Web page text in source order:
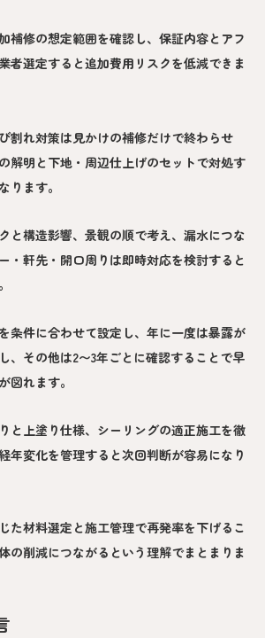
補修の想定範囲を確認し、保証内容とアフ
者選定すると追加費用リスクを低減できま
割れ対策は見かけの補修だけで終わらせ
解明と下地・周辺仕上げのセットで対処す
ります。
と構造影響、景観の順で考え、漏水につな
・軒先・開口周りは即時対応を検討すると
条件に合わせて設定し、年に一度は暴露が
、その他は2〜3年ごとに確認することで早
図れます。
と上塗り仕様、シーリングの適正施工を徹
年変化を管理すると次回判断が容易になり
た材料選定と施工管理で再発率を下げるこ
の削減につながるという理解でまとまりま